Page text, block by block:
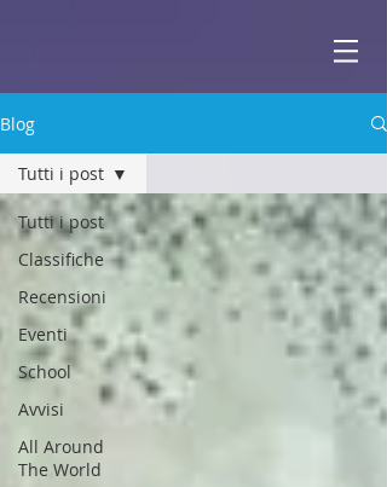
Scuola di
Blog
Tutti i post
Classifiche
Recensioni
Eventi
School
Avvisi
All Around
The World
Tutti i post